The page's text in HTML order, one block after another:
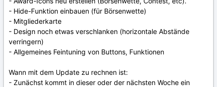
- Hide-Funktion einbauen (für Börsenwette)
- Mitgliederkarte
- Design noch etwas verschlanken (horizontale Abstände
verringern)
- Allgemeines Feintuning von Buttons, Funktionen
Wann mit dem Update zu rechnen ist:
- Zunächst kommt in dieser oder der nächsten Woche ein